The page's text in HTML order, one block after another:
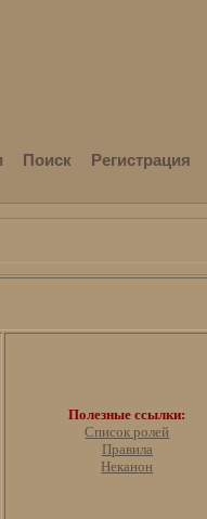
Поиск Регистрация
Полезные ссылки:
Список ролей
Правила
Неканон